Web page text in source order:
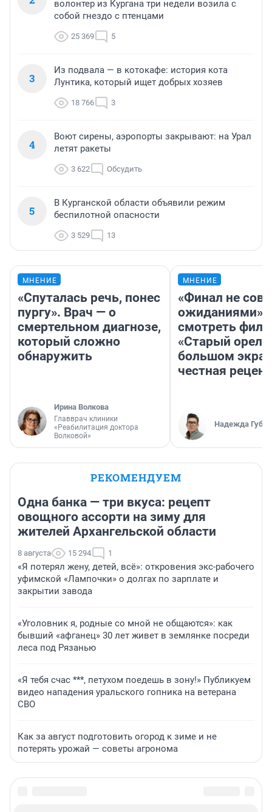
волонтер из Кургана три недели возила с
собой гнездо с птенцами
25 369 5
3
Из подвала — в котокафе: история кота
Лунтика, который ищет добрых хозяев
18 766 3
4
Воют сирены, аэропорты закрывают: на Урал
летят ракеты
3 622 Обсудить
5
В Курганской области объявили режим
беспилотной опасности
3 529 13
МНЕНИЕ
«Спуталась речь, понес
пургу». Врач — о
смертельном диагнозе,
который сложно
обнаружить
Ирина Волкова
Главврач клиники
«Реабилитация доктора
Волковой»
МНЕНИЕ
«Финал не
ожиданиями»:
смотреть
«Старый орел»
большом
честная
Надежда
РЕКОМЕНДУЕМ
Одна банка — три вкуса: рецепт
овощного ассорти на зиму для
жителей Архангельской области
8 августа 15 294 1
«Я потерял жену, детей, всё»: откровения экс-рабочего
уфимской «Лампочки» о долгах по зарплате и
закрытии завода
«Уголовник я, родные со мной не общаются»: как
бывший «афганец» 30 лет живет в землянке посреди
леса под Рязанью
«Я тебя счас ***, петухом поедешь в зону!» Публикуем
видео нападения уральского гопника на ветерана
СВО
Как за август подготовить огород к зиме и не
потерять урожай — советы агронома